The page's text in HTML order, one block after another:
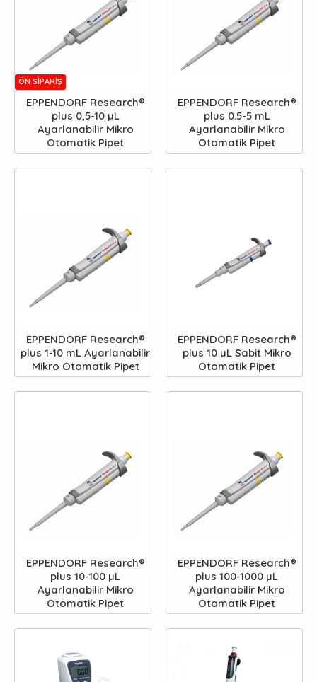
ÖN SIPARIŞ
EPPENDORF Research®
plus 0,5-10 µL
Ayarlanabilir Mikro
Otomatik Pipet
EPPENDORF Research®
plus 0.5-5 mL
Ayarlanabilir Mikro
Otomatik Pipet
EPPENDORF Research®
plus 1-10 mL Ayarlanabilir
Mikro Otomatik Pipet
EPPENDORF Research®
plus 10 µL Sabit Mikro
Otomatik Pipet
EPPENDORF Research®
plus 10-100 µL
Ayarlanabilir Mikro
Otomatik Pipet
EPPENDORF Research®
plus 100-1000 µL
Ayarlanabilir Mikro
Otomatik Pipet